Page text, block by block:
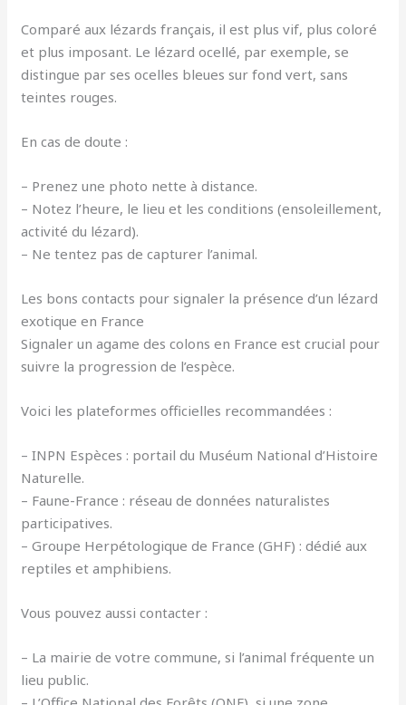
Comparé aux lézards français, il est plus vif, plus coloré
et plus imposant. Le lézard ocellé, par exemple, se
distingue par ses ocelles bleues sur fond vert, sans
teintes rouges.
En cas de doute :
– Prenez une photo nette à distance.
– Notez l’heure, le lieu et les conditions (ensoleillement,
activité du lézard).
– Ne tentez pas de capturer l’animal.
Les bons contacts pour signaler la présence d’un lézard
exotique en France
Signaler un agame des colons en France est crucial pour
suivre la progression de l’espèce.
Voici les plateformes officielles recommandées :
– INPN Espèces : portail du Muséum National d’Histoire
Naturelle.
– Faune-France : réseau de données naturalistes
participatives.
– Groupe Herpétologique de France (GHF) : dédié aux
reptiles et amphibiens.
Vous pouvez aussi contacter :
– La mairie de votre commune, si l’animal fréquente un
lieu public.